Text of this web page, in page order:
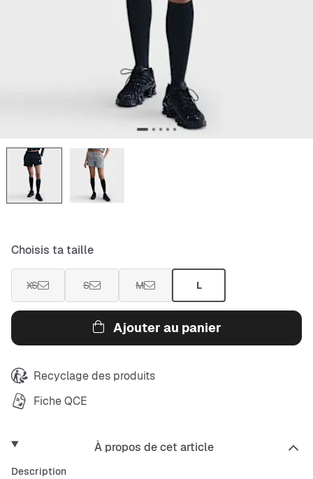
Choisis ta taille
XS S M L
Ajouter au panier
Recyclage des produits
Fiche QCE
À propos de cet article
Description